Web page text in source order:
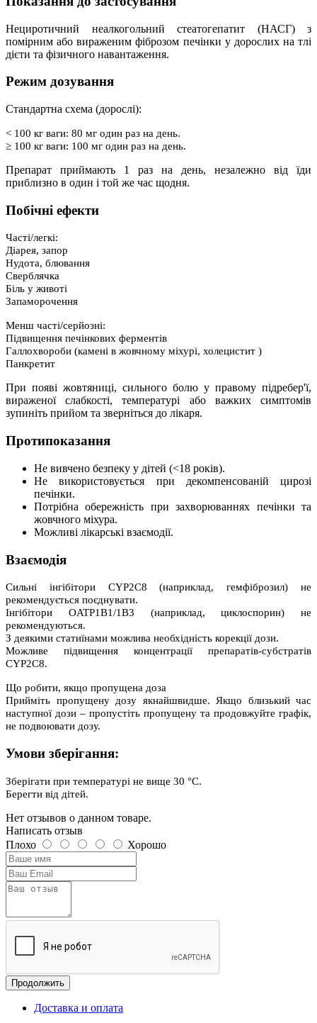
Нециротичний неалкогольний стеатогепатит (НАСГ) з
помірним або вираженим фіброзом печінки у дорослих на тлі
дієти та фізичного навантаження.
Режим дозування
Стандартна схема (дорослі):
< 100 кг ваги: ​​80 мг один раз на день.
≥ 100 кг ваги: ​​100 мг один раз на день.
Препарат приймають 1 раз на день, незалежно від їди
приблизно в один і той же час щодня.
Побічні ефекти
Часті/легкі:
Діарея, запор
Нудота, блювання
Сверблячка
Біль у животі
Запаморочення
Менш часті/серйозні:
Підвищення печінкових ферментів
Галлохвороби (камені в жовчному міхурі, холецистит )
Панкретит
При появі жовтяниці, сильного болю у правому підребер'ї,
вираженої слабкості, температурі або важких симптомів
зупиніть прийом та зверніться до лікаря.
Протипоказання
Не вивчено безпеку у дітей (<18 років).
Не використовується при декомпенсованій цирозі
печінки.
Потрібна обережність при захворюваннях печінки та
жовчного міхура.
Можливі лікарські взаємодії.
Взаємодія
Сильні інгібітори CYP2C8 (наприклад, гемфіброзил) не
рекомендується поєднувати.
Інгібітори OATP1B1/1B3 (наприклад, циклоспорин) не
рекомендуються.
З деякими статиїнами можлива необхідність корекції дози.
Можливе підвищення концентрації препаратів-субстратів
CYP2C8.
Що робити, якщо пропущена доза
Прийміть пропущену дозу якнайшвидше. Якщо близький час
наступної дози – пропустіть пропущену та продовжуйте графік,
не подвоювати дозу.
Умови зберігання:
Зберігати при температурі не вище 30 °C.
Берегти від дітей.
Нет отзывов о данном товаре.
Написать отзыв
Плохо
Хорошо
Продолжить
Доставка и оплата